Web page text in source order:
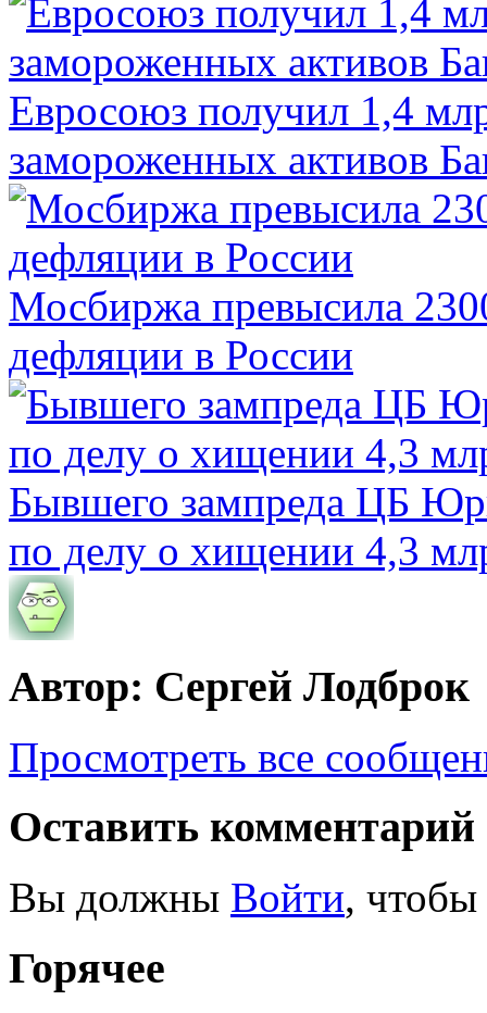
Евросоюз получил 1,4
замороженных активов
Мосбиржа превысила
дефляции в России
Бывшего зампреда ЦБ
по делу о хищении 4,3
Автор: Сергей Лодброк
Просмотреть все
Оставить комментарий
Вы должны Войти, чтобы
Горячее